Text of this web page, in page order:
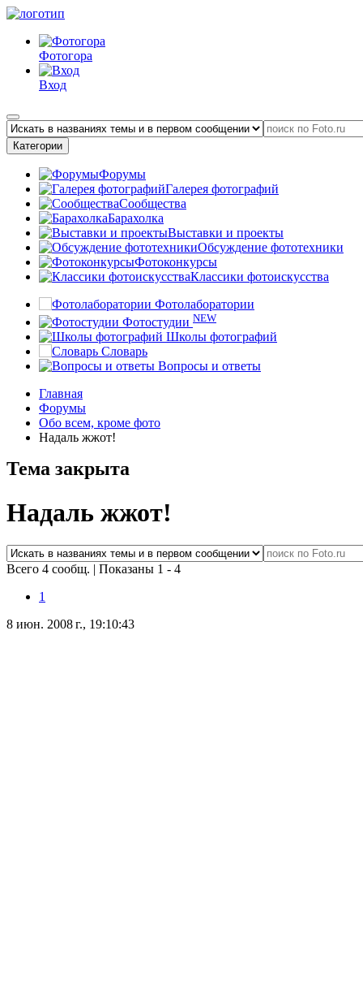
Фотогора
Вход
Категории
Форумы
Галерея фотографий
Сообщества
Барахолка
Выставки и проекты
Обсуждение фототехники
Фотоконкурсы
Классики фотоискусства
Фотолаборатории
Фотостудии NEW
Школы фотографий
Словарь
Вопросы и ответы
Главная
Форумы
Обо всем, кроме фото
Надаль жжот!
Тема закрыта
Надаль жжот!
Всего 4 сообщ. | Показаны 1 - 4
1
8 июн. 2008 г., 19:10:43